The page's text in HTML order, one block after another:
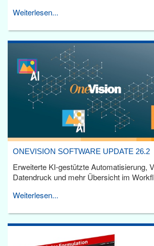
Weiterlesen...
ONEVISION SOFTWARE UPDATE 26.2
Erweiterte KI-gestützte Automatisierung,
Datendruck und mehr Übersicht im
Weiterlesen...